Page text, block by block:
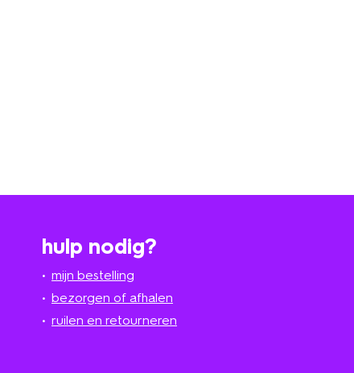
hulp nodig?
mijn bestelling
bezorgen of afhalen
ruilen en retourneren